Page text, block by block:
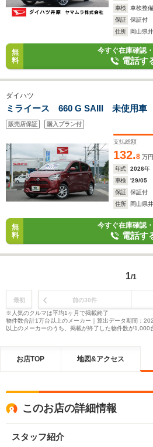
車検
車検整
保証
保証付
住所
岡山県
無
料
今すぐ在庫確認
電話す
ダイハツ
ミライース 660 G SAIII 未使用車
販売店保証 購入プラン付
支払総額
132.8 万円
年式
2026年
車検
'29/05
保証
保証付
住所
岡山県
無
料
今すぐ在庫確認
電話す
1/1
最初 前の30件
※人気のクルマは平均1ヶ月で掲載終了
物件数合計1万台以上のメーカー｜算出データ期間：
以上のメーカーのうち、掲載が終了した物件数が1,000
お店TOP 地図&アクセス
このお店の詳細情報
スタッフ紹介